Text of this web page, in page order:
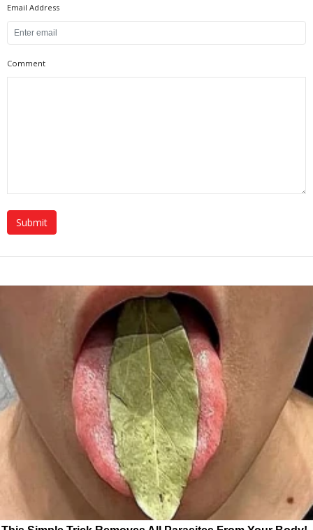
Email Address
Comment